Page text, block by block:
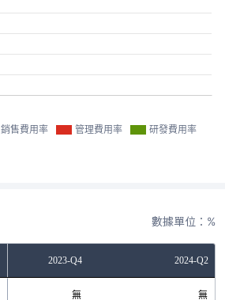
銷售費用率 管理費用率 研發費用率
數據單位：%
2023-Q4 2024-Q2
無 無